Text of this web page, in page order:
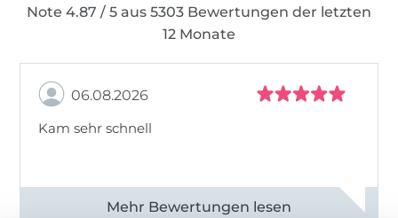
Note 4.87 / 5 aus 5303 Bewertungen der letzten
12 Monate
06.08.2026
Kam sehr schnell
Alle 82950 Bewertungen ansehen